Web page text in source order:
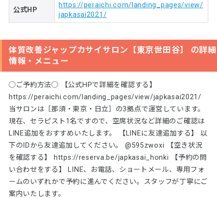
公式HP
https://peraichi.com/landing_pages/view/
japkasai2021/
体質改善ジャップカサイサロン【東京世田谷】 の詳細
情報・メニュー
◯ご予約方法◯ 【公式HPで詳細を確認する】
https://peraichi.com/landing_pages/view/japkasai2021/
当サロンは［那須・東京・日立］の3拠点で運営しています。
現在、セラピスト1名ですので、空席状況など詳細のご確認は
LINE追加をおすすめいたします。 【LINEに友達追加する】 以
下のIDから友達追加してください。 @595zwoxi 【空き状況
を確認する】 https://reserva.be/japkasai_honki 【予約の問
い合わせをする】 LINE、お電話、ショートメール、専用フォ
ームのいずれかで予約に進んでください。スタッフが丁寧にご
案内いたします。